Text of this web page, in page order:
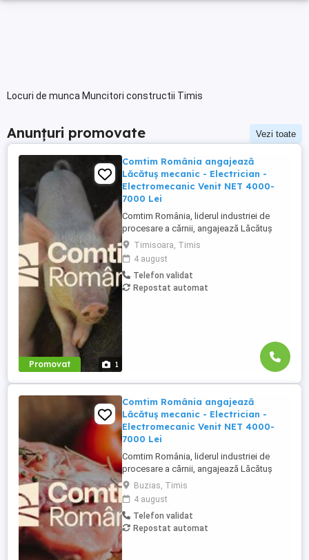
Locuri de munca Muncitori constructii Timis
Anunțuri promovate Vezi toate
Promovat 1
Comtim România angajează
Lăcătuș mecanic - Electrician -
Electromecanic Venit NET 4000-
7000 Lei
Comtim România, liderul industriei de
procesare a cărnii, angajează Lăcătuș
mecanic - Electrician - Electromecanic
pentru divizia Ferme. Cerințe: Studii medii,
calificare în domeniu; Experiență în
domeniu minim 1 an constituie un avantaj.
Responsabilități: Execută lucrări de
Timisoara, Timis
4 august
Telefon validat
Repostat automat
Comtim România angajează
Lăcătuș mecanic - Electrician -
Electromecanic Venit NET 4000-
7000 Lei
Comtim România, liderul industriei de
procesare a cărnii, angajează Lăcătuș
mecanic - Electrician - Electromecanic
pentru divizia Ferme. Cerințe: Studii medii,
calificare în domeniu; Experiență în
domeniu minim 1 an constituie un avantaj.
Responsabilități: Execută lucrări de
Buzias, Timis
4 august
Telefon validat
Repostat automat